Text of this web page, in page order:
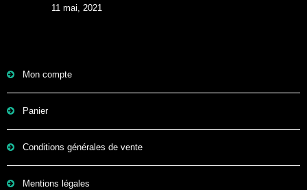
11 mai, 2021
Mon compte
Panier
Conditions générales de vente
Mentions légales